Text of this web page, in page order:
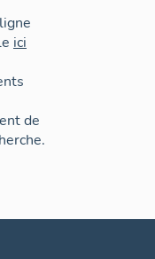
ici
de